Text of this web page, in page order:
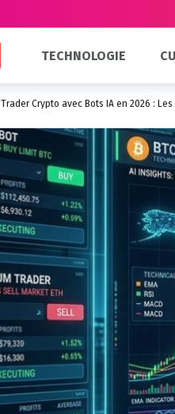
TECHNOLOGIE
Trader Crypto avec Bots IA en 2026 :